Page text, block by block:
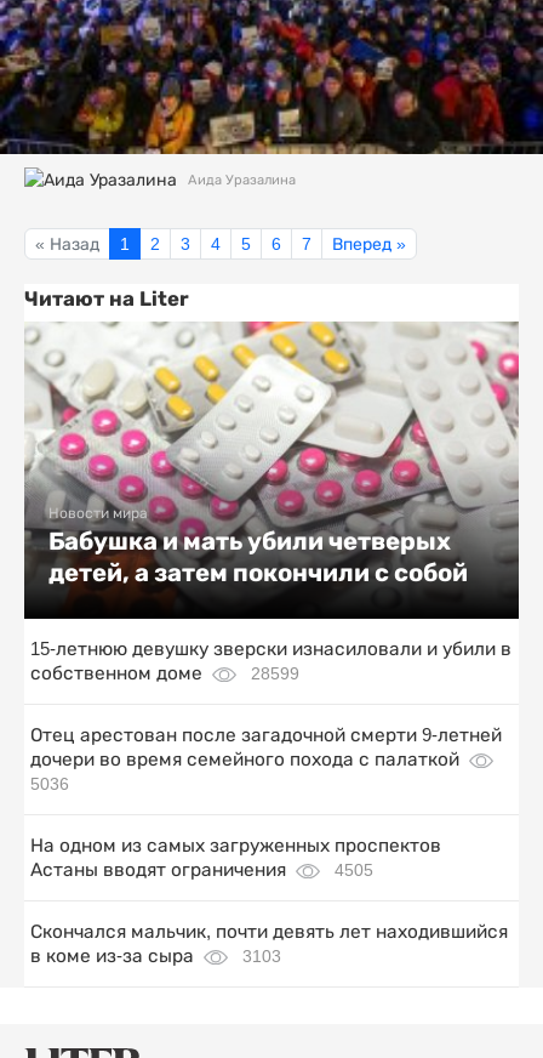
Аида Уразалина
« Назад 1 2 3 4 5 6 7 Вперед »
Читают на Liter
Новости мира
Бабушка и мать убили четверых
детей, а затем покончили с собой
15-летнюю девушку зверски изнасиловали и убили в
собственном доме
28599
Отец арестован после загадочной смерти 9-летней
дочери во время семейного похода с палаткой
5036
На одном из самых загруженных проспектов
Астаны вводят ограничения
4505
Скончался мальчик, почти девять лет находившийся
в коме из-за сыра
3103